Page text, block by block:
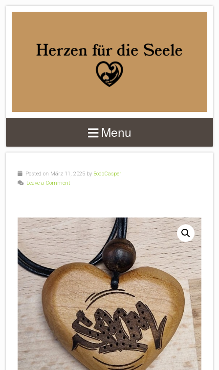
HERZENMACHER
Menu
Posted on März 11, 2025 by BodoCasper
Leave a Comment